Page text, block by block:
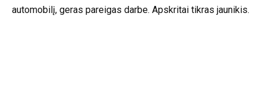
automobilį, geras pareigas darbe. Apskritai tikras jaunikis.